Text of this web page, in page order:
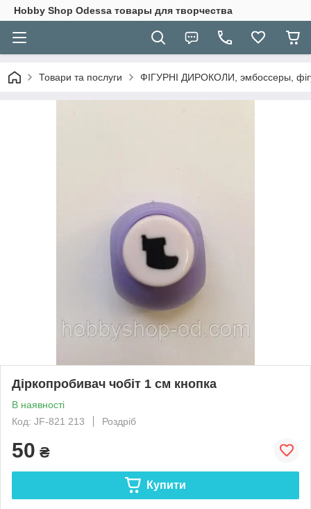
Hobbу Shop Odessa товары для творчества
Товари та послуги ФІГУРНІ ДИРОКОЛИ, эмбоссеры,
Діркопробивач чобіт 1 см кнопка
В наявності
Код: JF-821 213
Роздріб
50 ₴
Купити